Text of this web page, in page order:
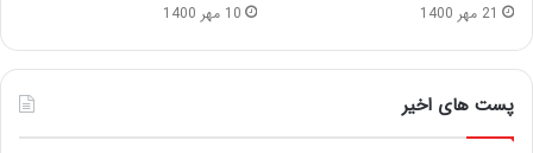
21 مهر 1400 10 مهر 1400
پست های اخیر